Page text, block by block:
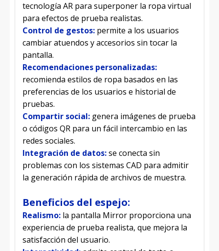
tecnología AR para superponer la ropa virtual
para efectos de prueba realistas.
Control de gestos: permite a los usuarios
cambiar atuendos y accesorios sin tocar la
pantalla.
Recomendaciones personalizadas:
recomienda estilos de ropa basados ​​en las
preferencias de los usuarios e historial de
pruebas.
Compartir social: genera imágenes de prueba
o códigos QR para un fácil intercambio en las
redes sociales.
Integración de datos:se conecta sin
problemas con los sistemas CAD para admitir
la generación rápida de archivos de muestra.
Beneficios del espejo:
Realismo: la pantalla Mirror proporciona una
experiencia de prueba realista, que mejora la
satisfacción del usuario.